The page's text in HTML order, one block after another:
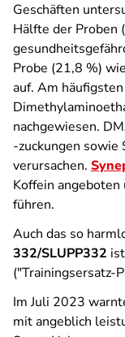
Geschäften
Hälfte der
Probe (21,8 %)
auf. Am
nachgewiesen.
‑zuckungen
verursachen.
Koffein angeboten
führen.
Auch das so
332/SLUPP332
("Trainingsersatz-
Im Juli 2023
mit angeblich